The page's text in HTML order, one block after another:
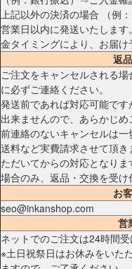
上記以外の決済の場合 （例
営業日以内に発送いたしま
金タイミングにより、お届け
返
ご注文をキャンセルされる
に必ずご連絡ください。
発送前であれば対応可能で
出来ませんので、あらかじ
前連絡のないキャンセルは一
送料など実費請求させて頂
ただいてからの対応となり
場合のみ、返品・交換を受け
お
seo@inkanshop.com
営
ネットでのご注文は24時間受
※土日祝祭日はお休みをいた